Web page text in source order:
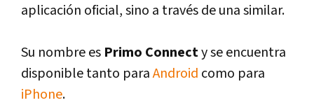
aplicación oficial, sino a través de una similar.
Su nombre es Primo Connecty se encuentra
disponible tanto paraAndroid como para
iPhone.